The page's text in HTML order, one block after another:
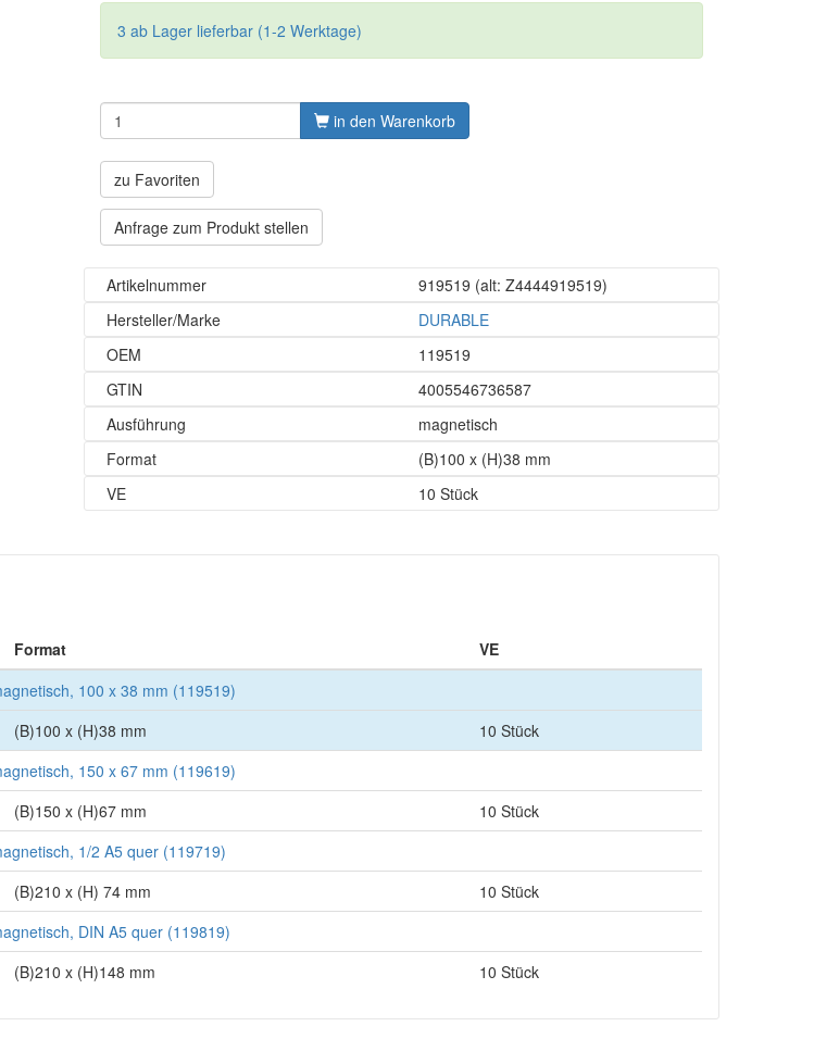
3 ab Lager lieferbar (1-2 Werktage)
in den Warenkorb
zu Favoriten
Anfrage zum Produkt stellen
Artikelnummer 919519 (alt: Z4444919519)
Hersteller/Marke
DURABLE
OEM
119519
GTIN
4005546736587
Ausführung
magnetisch
Format
(B)100 x (H)38 mm
VE
10 Stück
Format
VE
100 x 38 mm (119519)
(B)100 x (H)38 mm
10 Stück
150 x 67 mm (119619)
(B)150 x (H)67 mm
10 Stück
1/2 A5 quer (119719)
(B)210 x (H) 74 mm
10 Stück
DIN A5 quer (119819)
(B)210 x (H)148 mm 10 Stück